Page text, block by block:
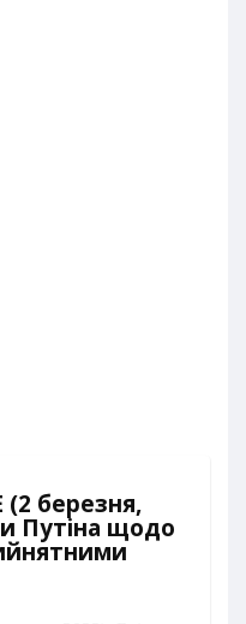
(2 березня,
Путіна щодо